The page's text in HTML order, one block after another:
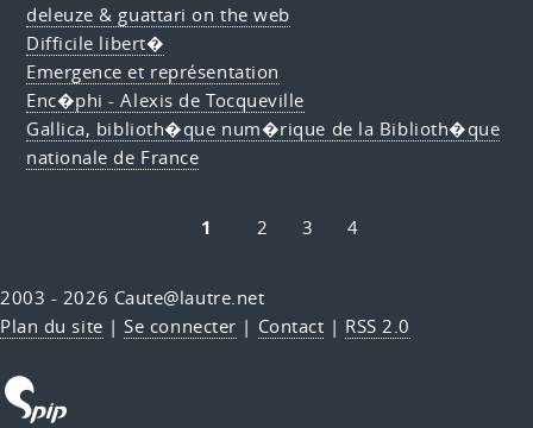
deleuze & guattari on the web
Difficile libert�
Emergence et représentation
Enc�phi - Alexis de Tocqueville
Gallica, biblioth�que num�rique de la Biblioth�que
nationale de France
1 2 3 4
2003 - 2026 Caute@lautre.net
Plan du site |Se connecter | Contact | RSS 2.0